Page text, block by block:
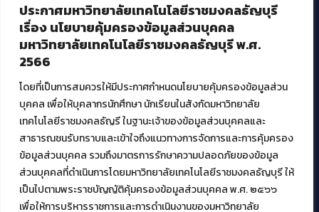
ประกาศมหาวิทยาลัยเทคโนโลยีราชมงคลธัญบุรี
เรื่อง นโยบายคุ้มครองข้อมูลส่วนบุคคล
มหาวิทยาลัยเทคโนโลยีราชมงคลธัญบุรี พ.ศ.
2566
โดยที่เป็นการสมควรให้มีประกาศกำหนดนโยบายคุ้มครองข้อมูลส่วน
บุคคล เพื่อให้บุคลากรนักศึกษา นักเรียนในสังกัดมหาวิทยาลัย
เทคโนโลยีราชมงคลธัญรี ในฐานะเจ้าของข้อมูลส่วนบุคคลและ
สาธารณชนรับทราบและเข้าใจถึงแนวทางการจัดการและการคุ้มครอง
ข้อมูลส่วนบุคคล รวมถึงมาตรการรักษาความปลอดภัยของข้อมูล
ส่วนบุคคลที่ดำเนินการโดยมหาวิทยาลัยเทคโนโลยีราชมงคลธัญบุรี ให้
เป็นไปตามพระราชบัญญัติคุ้มครองข้อมูลส่วนบุคคล พ.ศ. ๒๕๖๖
เพื่อให้การบริหารราชการและการดำเนินงานของมหาวิทยาลัย
บริการอื่นๆ ของ สวส.
ศูนย์สื่อดิจิทัล
ศูนย์นวัตกรรมและความรู้
สมัยใหม่ (MoSeC)
งานบริการวิชาการให้กับหน่วยงานภายนอก
โครงการส่งเสริมและพัฒนาผู้ประกอบการ SME โดย. มทร.ธัญบุรี
กิจกรรมการเชื่อมโยงเครือข่ายผู้ให้บริการเครื่องจักรกลทางการ
เกษตร ภายใต้โครงการส่งเสริมการรแปรรูปสินค้าเกษตรระดับชุมชน